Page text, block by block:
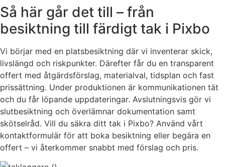
Så här går det till – från
besiktning till färdigt tak i Pixbo
Vi börjar med en platsbesiktning där vi inventerar skick,
livslängd och riskpunkter. Därefter får du en transparent
offert med åtgärdsförslag, materialval, tidsplan och fast
prissättning. Under produktionen är kommunikationen tät
och du får löpande uppdateringar. Avslutningsvis gör vi
slutbesiktning och överlämnar dokumentation samt
skötselråd. Vill du säkra ditt tak i Pixbo? Använd vårt
kontaktformulär för att boka besiktning eller begära en
offert – vi återkommer snabbt med förslag och pris.